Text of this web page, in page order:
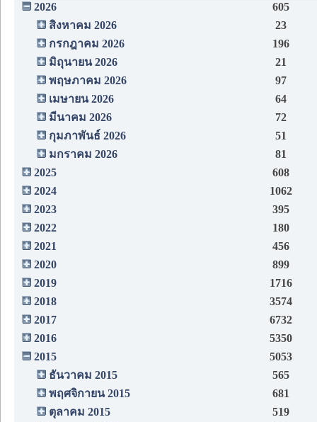
2026
605
สิงหาคม 2026
23
กรกฎาคม 2026
196
มิถุนายน 2026
21
พฤษภาคม 2026
97
เมษายน 2026
64
มีนาคม 2026
72
กุมภาพันธ์ 2026
51
มกราคม 2026
81
2025
608
2024
1062
2023
395
2022
180
2021
456
2020
899
2019
1716
2018
3574
2017
6732
2016
5350
2015
5053
ธันวาคม 2015
565
พฤศจิกายน 2015
681
ตุลาคม 2015
519